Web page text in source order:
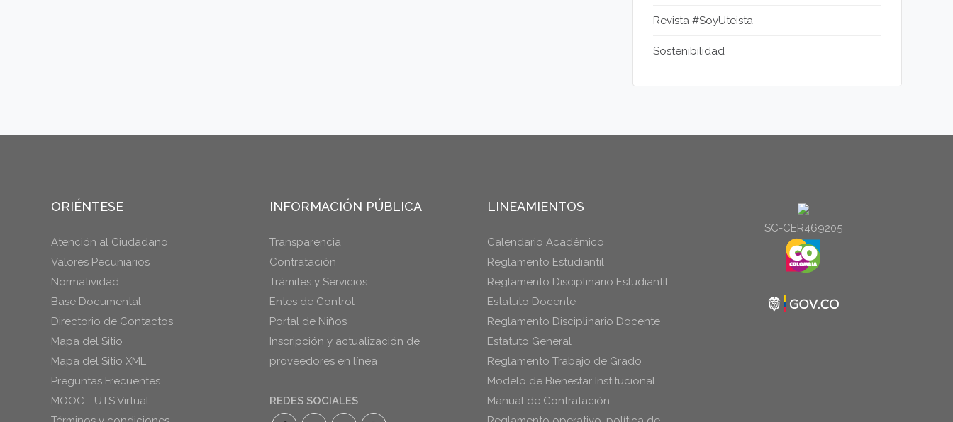
Revista #SoyUteista
Sostenibilidad
ORIÉNTESE
Atención al Ciudadano
Valores Pecuniarios
Normatividad
Base Documental
Directorio de Contactos
Mapa del Sitio
Mapa del Sitio XML
Preguntas Frecuentes
MOOC - UTS Virtual
INFORMACIÓN PÚBLICA
Transparencia
Contratación
Trámites y Servicios
Entes de Control
Portal de Niños
Inscripción y actualización de
proveedores en línea
REDES SOCIALES
LINEAMIENTOS
Calendario Académico
Reglamento Estudiantil
Reglamento Disciplinario Estudiantil
Estatuto Docente
Reglamento Disciplinario Docente
Estatuto General
Reglamento Trabajo de Grado
Modelo de Bienestar Institucional
Manual de Contratación
SC-CER469205